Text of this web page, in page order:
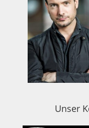
Unser